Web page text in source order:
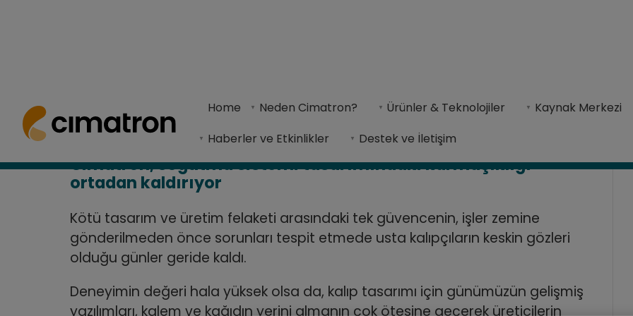
Home Neden Cimatron? Ürünler & Teknolojiler
Kaynak Merkezi
Haberler ve Etkinlikler
Destek ve İletişim
Haberler > Cimatron, soğutma sistemi tasarımındaki karmaşıklığı ortadan kaldırıyor
Cimatron, gelişmiş otomasyon, analiz araçları ve sorunsuz entegrasyon sunarak kalıp
Cimatron, soğutma sistemi tasarımındaki karmaşıklığı
ortadan kaldırıyor
Kötü tasarım ve üretim felaketi arasındaki tek güvencenin, işler zemine
gönderilmeden önce sorunları tespit etmede usta kalıpçıların keskin gözleri
olduğu günler geride kaldı.
Deneyimin değeri hala yüksek olsa da, kalıp tasarımı için günümüzün gelişmiş
yazılımları, kalem ve kağıdın yerini almanın çok ötesine geçerek üreticilerin